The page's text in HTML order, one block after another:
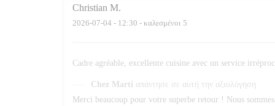
Christian M
2026-07-04 - 12:30 - καλεσμένοι 5
Cadre agréable, excellente cuisine avec un service
Chez Marti απάντησε σε αυτή την αξιολόγηση
Merci beaucoup pour votre superbe retour ! Nous